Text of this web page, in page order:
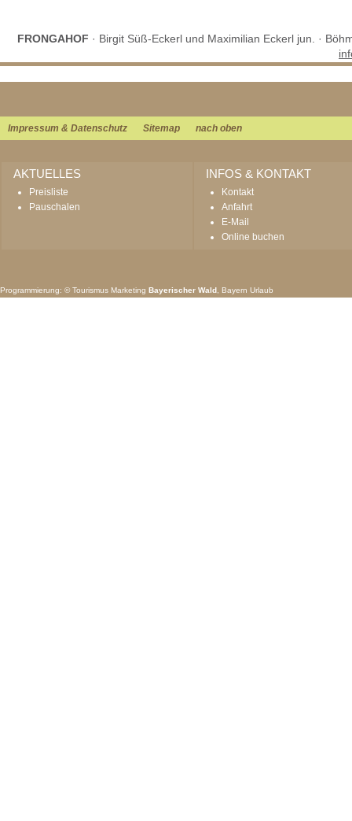
FRONGAHOF · Birgit Süß-Eckerl und Maximilian Eckerl jun. ·
Impressum & Datenschutz Sitemap nach oben
AKTUELLES
Preisliste
Pauschalen
INFOS & KONTAKT
Kontakt
Anfahrt
E-Mail
Online buchen
Programmierung: ©Tourismus Marketing Bayerischer Wald Bayern Urlaub